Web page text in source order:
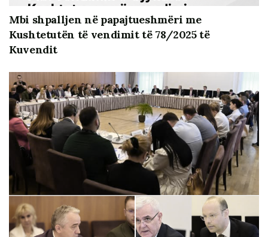
Mbi shpalljen në papajtueshmëri me
Kushtetutën të vendimit të 78/2025 të
Kuvendit